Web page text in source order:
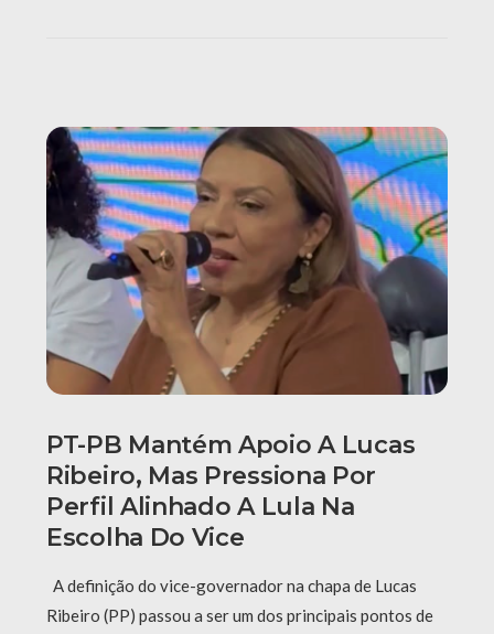
PT-PB Mantém Apoio A Lucas
Ribeiro, Mas Pressiona Por
Perfil Alinhado A Lula Na
Escolha Do Vice
A definição do vice-governador na chapa de Lucas
Ribeiro (PP) passou a ser um dos principais pontos de